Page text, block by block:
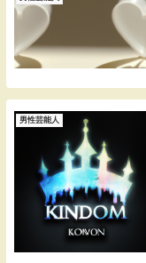
男性芸能人